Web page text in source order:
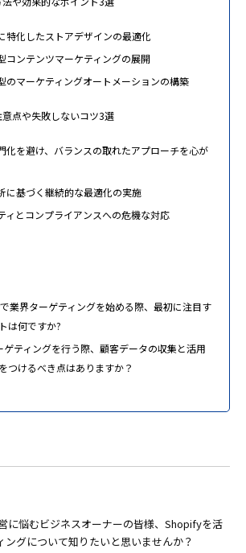
特化したストアデザインの最適化
コンテンツマーケティングの展開
のマーケティングオートメーションの構築
点や失敗しないコツ3選
化を避け、バランスの取れたアプローチを心が
に基づく継続的な最適化の実施
ィとコンプライアンスへの危機な対応
業界ターゲティングを始める際、最初に注目す
は何ですか?
ゲティングを行う際、顧客データの収集と活用
つけるべき点はありますか？
に悩むビジネスオーナーの皆様、Shopifyを活
ングについて知りたいと思いませんか？